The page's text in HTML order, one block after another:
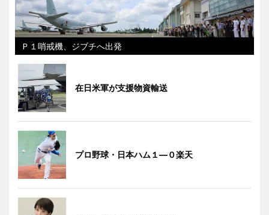
Ｐ１哨戒機、ジブチへ出発
在日米軍が支援物資輸送
プロ野球・日本ハム１―０楽天